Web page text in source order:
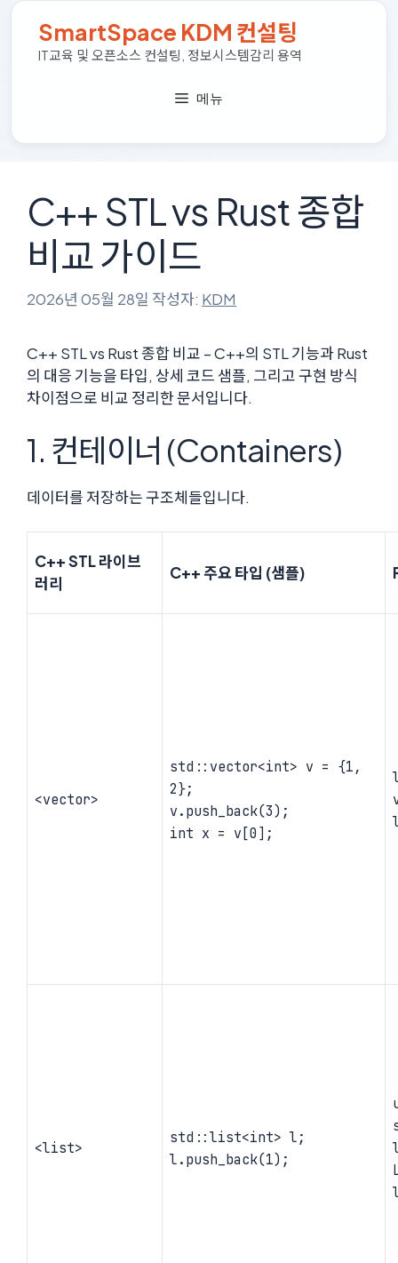
컨
SmartSpace KDM 컨설팅
IT교육 및 오픈소스 컨설팅, 정보시스템감리 용역
메뉴
C++ STL vs Rust 종합
비교 가이드
2026년 05월 28일 작성자: KDM
C++ STL vs Rust 종합 비교 – C++의 STL 기능과 Rust
의 대응 기능을 타입, 상세 코드 샘플, 그리고 구현 방식
차이점으로 비교 정리한 문서입니다.
1. 컨테이너 (Containers)
데이터를 저장하는 구조체들입니다.
C++ STL 라이브
러리
C++ 주요 타입 (샘플)
<vector>
std::vector<int> v = {1,
2};
v.push_back(3);
int x = v[0];
<list>
std::list<int> l;
l.push_back(1);